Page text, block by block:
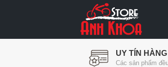
UY TÍN
Các sản phẩm